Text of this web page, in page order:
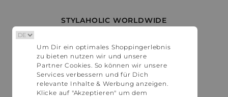
STYLAHOLIC WORLDWIDE
Österreich
Schweiz
France
United States
Um Dir ein optimales Shoppingerlebnis
zu bieten nutzen wir und unsere
Partner Cookies. So können wir unsere
Services verbessern und für Dich
relevante Inhalte & Werbung anzeigen.
Klicke auf "Akzeptieren" um dem